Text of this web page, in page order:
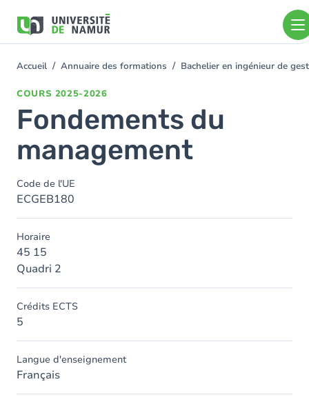
contenu
You
Accueil Annuaire des formations Bachelier en ingénieur de
COURS 2025-2026
Fondements du
management
Code de l'UE
ECGEB180
Horaire
45 15
Quadri 2
Crédits ECTS
5
Langue d'enseignement
Français